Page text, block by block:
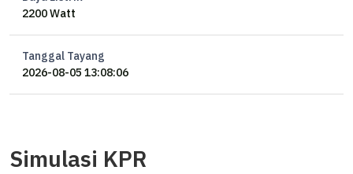
0857xxxxxxxx
2200 Watt
Tanggal Tayang
2026-08-05 13:08:06
Simulasi KPR